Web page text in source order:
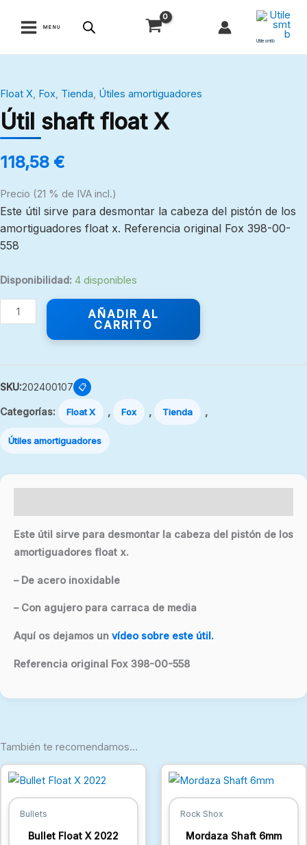
MENU
Utilesmtb
Float X, Fox, Tienda, Útiles amortiguadores
Útil shaft float X
118,58 €
Precio (21 % de IVA incl.)
Este útil sirve para desmontar la cabeza del pistón de los
amortiguadores float x. Referencia original Fox 398-00-
558
Disponibilidad: 4 disponibles
shaft
float
X
AÑADIR AL
CARRITO
SKU:202400107 📋
Categorías: Float X , Fox , Tienda ,
Útiles amortiguadores
Este útil sirve para desmontar la cabeza del pistón de los
amortiguadores float x.
– De acero inoxidable
– Con agujero para carraca de media
Aquí os dejamos un vídeo sobre este útil.
Referencia original Fox 398-00-558
También te recomendamos…
Bullets
Bullet Float X 2022
Rock Shox
Mordaza Shaft 6mm